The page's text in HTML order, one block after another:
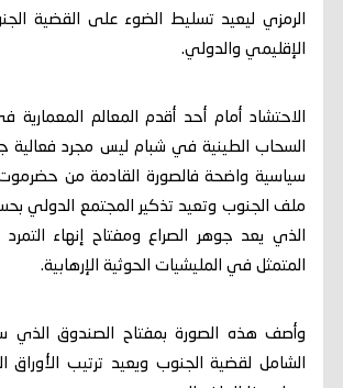
الرمزي ليعيد تسليط الضوء على القضية
الإقليمي والدولي.
الاحتشاد أمام أحد أقدم المعالم المعمارية
السحاب الطينية في شبام ليس مجرد فعالية
سياسية واضحة فالصورة القادمة من حضرموت
ملف الجنوب وتعيد تذكير المجتمع الدولي
الذي يعد جوهر الصراع ومفتاح إنهاء
المتمثل في المليشيات الحوثية الإرهابية.
وأصف هذه الصورة بمفتاح الصندوق الذي
الشامل لقضية الجنوب ويعيد ترتيب الأوراق